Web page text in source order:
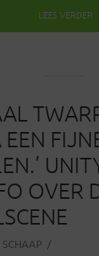
LEES VERDER
EEN
OVER